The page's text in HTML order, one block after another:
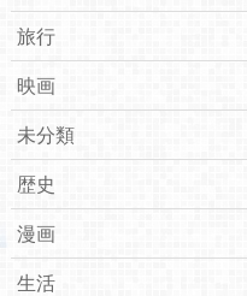
旅行
映画
未分類
歴史
漫画
生活